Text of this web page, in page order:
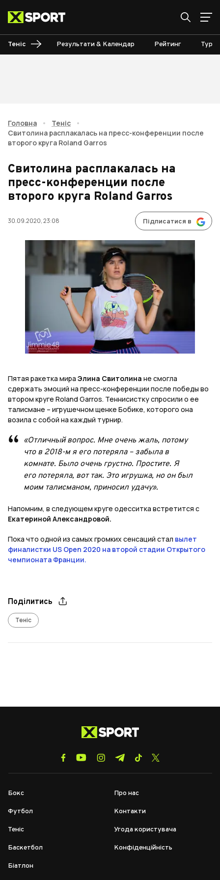
Теніс Результати & Календар Рейтинг
Головна • Теніс
•
Свитолина расплакалась на пресс-конференции после
второго круга Roland Garros
Свитолина расплакалась на
пресс-конференции после
второго круга Roland Garros
30.09.2020, 23:08 Підписатися в
Пятая ракетка мира Элина Свитолина не смогла
сдержать эмоций на пресс-конференции после победы во
втором круге Roland Garros. Теннисистку спросили о ее
талисмане – игрушечном щенке Бобике, которого она
возила с собой на каждый турнир.
«Отличный вопрос. Мне очень жаль, потому
что в 2018-м я его потеряла – забыла в
комнате. Было очень грустно. Простите. Я
его потеряла, вот так. Это игрушка, но он был
моим талисманом, приносил удачу».
Напомним, в следующем круге одесситка встретится с
Екатериной Александровой.
Пока что одной из самых громких сенсаций стал вылет
финалистки US Open 2020 на второй стадии Открытого
чемпионата Франции.
Поділитись
Теніс
Бокс
Футбол
Теніс
Баскетбол
Біатлон
Про нас
Контакти
Угода користувача
Конфіденційність